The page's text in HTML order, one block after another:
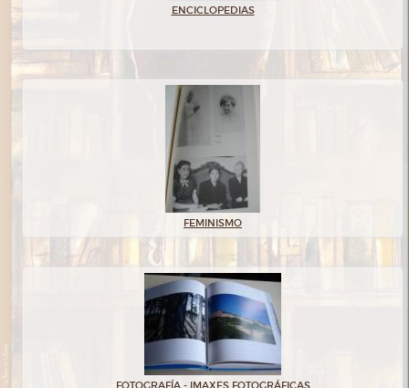
ENCICLOPEDIAS
FEMINISMO
FOTOGRAFÍA - IMAXES FOTOGRÁFICAS